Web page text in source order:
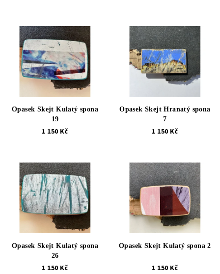
Opasek Skejt Kulatý spona
19
1 150 Kč
Opasek Skejt Hranatý spona
7
1 150 Kč
Opasek Skejt Kulatý spona
26
1 150 Kč
Opasek Skejt Kulatý spona 2
1 150 Kč